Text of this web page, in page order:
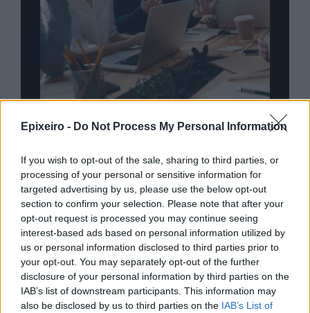
Epixeiro - Do Not Process My Personal Information
If you wish to opt-out of the sale, sharing to third parties, or
processing of your personal or sensitive information for
targeted advertising by us, please use the below opt-out
section to confirm your selection. Please note that after your
opt-out request is processed you may continue seeing
interest-based ads based on personal information utilized by
us or personal information disclosed to third parties prior to
your opt-out. You may separately opt-out of the further
disclosure of your personal information by third parties on the
IAB’s list of downstream participants. This information may
also be disclosed by us to third parties on the IAB’s List of
TP Greece: Πώς διαμορφώνεται το
Η
Advertorial
Περισσότερα από το